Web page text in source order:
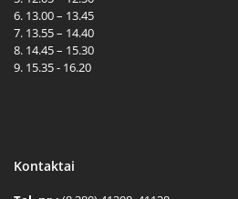
6. 13.00 – 13.45
7. 13.55 – 14.40
8. 14.45 – 15.30
9. 15.35 - 16.20
Kontaktai